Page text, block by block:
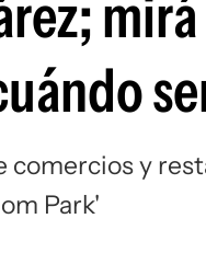
comercios y
Park'